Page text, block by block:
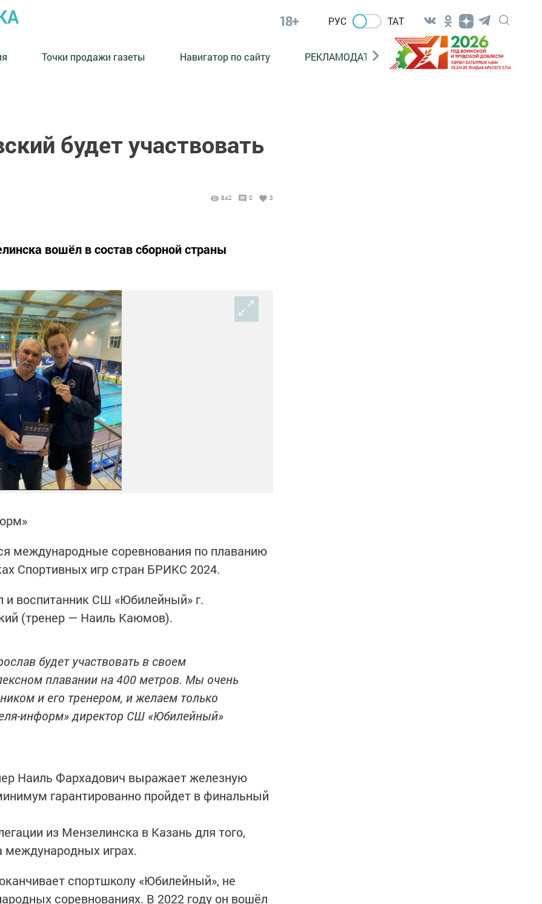
18+ РУС ТАТ
Точки продажи газеты Навигатор по сайту РЕКЛАМОДАТЕЛЯМ
будет участвовать
842 0 3
вошёл в состав сборной страны
международные соревнования по плаванию
Спортивных игр стран БРИКС 2024.
и воспитанник СШ «Юбилейный» г.
(тренер — Наиль Каюмов).
будет участвовать в своем
плавании на 400 метров. Мы очень
и его тренером, и желаем только
информ» директор СШ «Юбилейный»
Наиль Фархадович выражает железную
гарантированно пройдет в финальный
из Мензелинска в Казань для того,
международных играх.
спортшколу «Юбилейный», не
соревнованиях. В 2022 году он вошёл